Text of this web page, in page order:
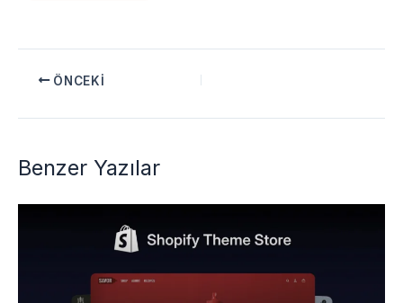
ÖNCEKI
Benzer Yazılar